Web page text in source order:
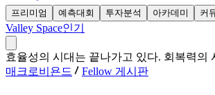
프리미엄 예측대회 투자분석 아카데미 커
Valley Space인기
효율성의 시대는 끝나가고 있다. 회복력의
매크로비욘드
Fellow 게시판